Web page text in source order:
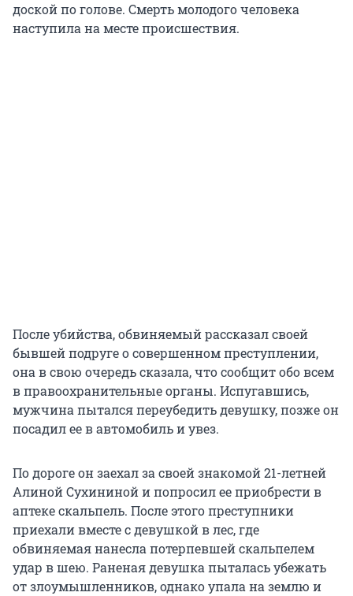
доской по голове. Смерть молодого человека
наступила на месте происшествия.
После убийства, обвиняемый рассказал своей
бывшей подруге о совершенном преступлении,
она в свою очередь сказала, что сообщит обо всем
в правоохранительные органы. Испугавшись,
мужчина пытался переубедить девушку, позже он
посадил ее в автомобиль и увез.
По дороге он заехал за своей знакомой 21-летней
Алиной Сухининой и попросил ее приобрести в
аптеке скальпель. После этого преступники
приехали вместе с девушкой в лес, где
обвиняемая нанесла потерпевшей скальпелем
удар в шею. Раненая девушка пыталась убежать
от злоумышленников, однако упала на землю и